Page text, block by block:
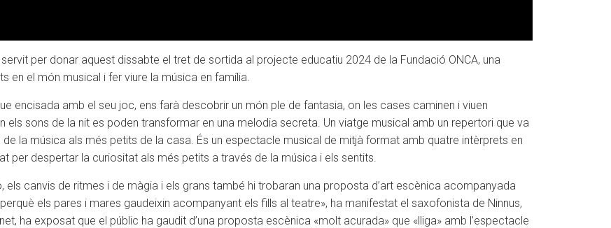
servit per donar aquest dissabte el tret de sortida al projecte educatiu 2024 de la Fundació ONCA, una
en el món musical i fer viure la música en família.
encisada amb el seu joc, ens farà descobrir un món ple de fantasia, on les cases caminen i viuen
els sons de la nit es poden transformar en una melodia secreta. Un viatge musical amb un repertori que va
la música als més petits de la casa. És un espectacle musical de mitjà format amb quatre intèrprets en
per despertar la curiositat als més petits a través de la música i els sentits.
els canvis de ritmes i de màgia i els grans també hi trobaran una proposta d’art escènica acompanyada
els pares i mares gaudeixin acompanyant els fills al teatre», ha manifestat el saxofonista de Ninnus,
ha exposat que el públic ha gaudit d’una proposta escènica «molt acurada» que «lliga» amb l’espectacle